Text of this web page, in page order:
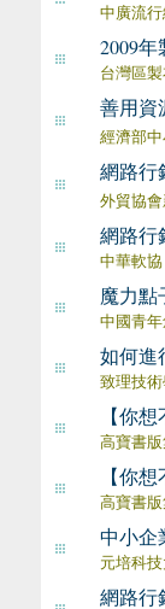
中廣流
2009
台灣區
善用資
經濟部
網路行
外貿協
網路行
中華軟
魔力點
中國青
如何進
致理技
【你
高寶書
【你
高寶書
中小企
元培科
網路行